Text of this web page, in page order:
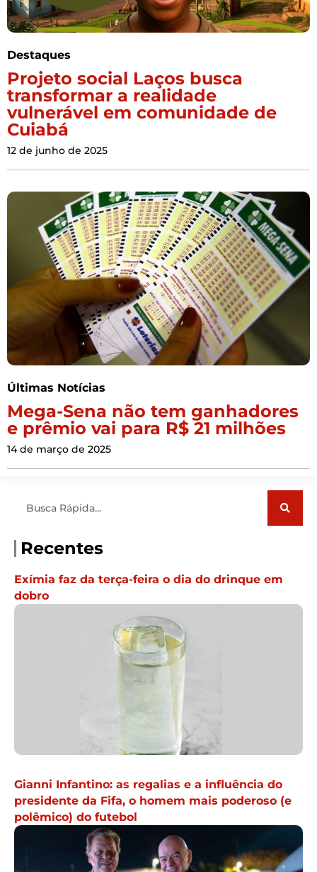
Destaques
Projeto social Laços busca
transformar a realidade
vulnerável em comunidade de
Cuiabá
12 de junho de 2025
Últimas Notícias
Mega-Sena não tem ganhadores
e prêmio vai para R$ 21 milhões
14 de março de 2025
Recentes
Exímia faz da terça-feira o dia do drinque em
dobro
Gianni Infantino: as regalias e a influência do
presidente da Fifa, o homem mais poderoso (e
polêmico) do futebol